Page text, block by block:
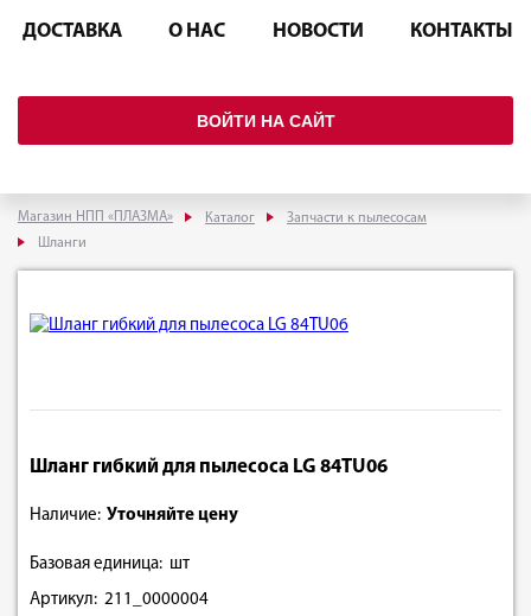
ДОСТАВКА О НАС НОВОСТИ КОНТАКТЫ
ВОЙТИ НА САЙТ
Магазин НПП «ПЛАЗМА» Каталог
Запчасти к пылесосам
Шланги
Шланг гибкий для пылесоса LG 84TU06
Наличие: Уточняйте цену
Базовая единица: шт
Артикул: 211_0000004